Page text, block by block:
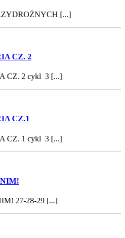
[...]
CZ. 2
CZ. 2 cykl 3 [...]
CZ.1
CZ. 1 cykl 3 [...]
27-28-29 [...]